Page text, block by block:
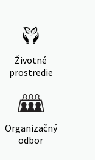
Životné
prostredie
Organizačný
odbor